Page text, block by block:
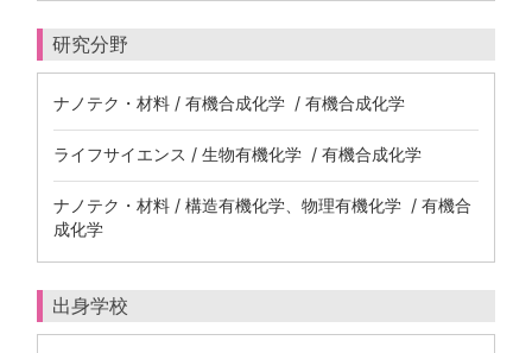
研究分野
ナノテク・材料 / 有機合成化学 / 有機合成化学
ライフサイエンス / 生物有機化学 / 有機合成化学
ナノテク・材料 / 構造有機化学、物理有機化学 / 有機合
成化学
出身学校